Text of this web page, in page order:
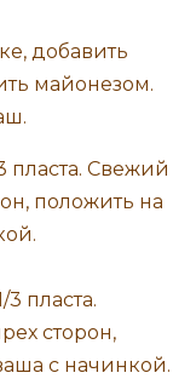
пласта. Свежий
положить на